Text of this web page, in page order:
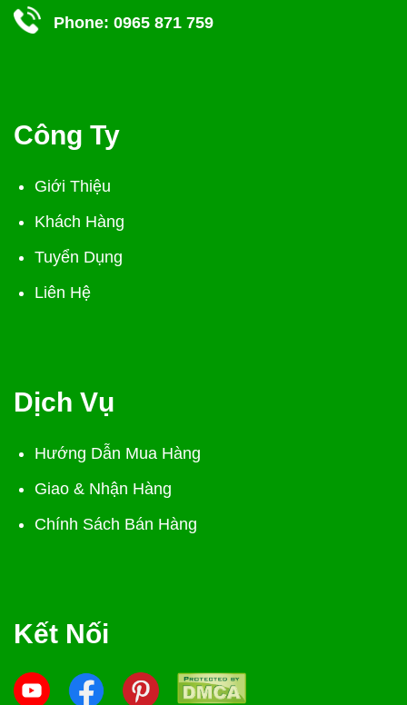
Phone: 0965 871 759
Công Ty
Giới Thiệu
Khách Hàng
Tuyển Dụng
Liên Hệ
Dịch Vụ
Hướng Dẫn Mua Hàng
Giao & Nhận Hàng
Chính Sách Bán Hàng
Kết Nối